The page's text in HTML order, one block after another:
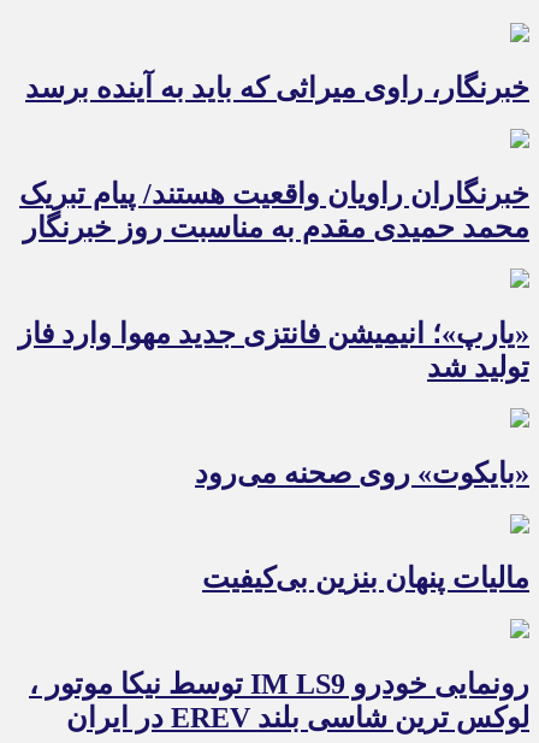
خبرنگار، راوی میراثی که باید به آینده برسد
خبرنگاران راویان واقعیت هستند/ پیام تبریک
محمد حمیدی مقدم به مناسبت روز خبرنگار
«یارپ»؛ انیمیشن فانتزی جدید مهوا وارد فاز
تولید شد
«بایکوت» روی صحنه می‌رود
مالیات پنهان بنزین بی‌کیفیت
رونمایی خودرو IM LS9 توسط نیکا موتور ،
لوکس ترین شاسی بلند EREV در ایران